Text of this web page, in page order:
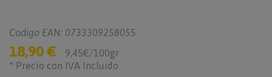
Codigo EAN: 0733309258055
18,90 €
9,45€/100gr
* Precio con IVA Incluido